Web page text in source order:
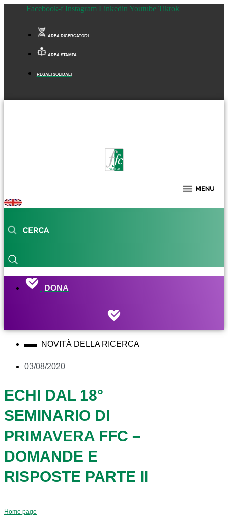
Facebook-f Instagram Linkedin Youtube Tiktok
AREA RICERCATORI
AREA STAMPA
REGALI SOLIDALI
DONA
NOVITÀ DELLA RICERCA
03/08/2020
ECHI DAL 18°
SEMINARIO DI
PRIMAVERA FFC –
DOMANDE E
RISPOSTE PARTE II
Home page